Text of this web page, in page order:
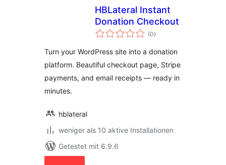
HBLateral Instant
Donation Checkout
(0Bewertungen
insgesamt
)
Turn your WordPress site into a donation
platform. Beautiful checkout page, Stripe
payments, and email receipts — ready in
minutes.
hblateral
weniger als 10 aktive Installationen
Getestet mit 6.9.6